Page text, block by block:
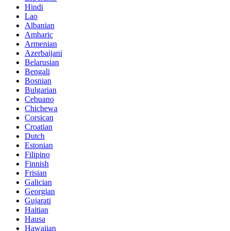
Hindi
Lao
Albanian
Amharic
Armenian
Azerbaijani
Belarusian
Bengali
Bosnian
Bulgarian
Cebuano
Chichewa
Corsican
Croatian
Dutch
Estonian
Filipino
Finnish
Frisian
Galician
Georgian
Gujarati
Haitian
Hausa
Hawaiian